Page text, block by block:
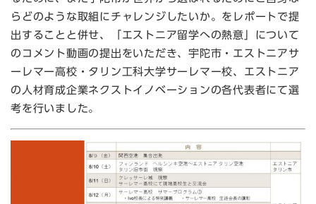
らどのような取組にチャレンジしたいか。をレポートで提
出することと併せ、「エストニア留学への熱意」について
のコメント動画の提出をいただき、宇陀市・エストニアサ
ーレマー高校・タリン工科大学サーレマー校、エストニア
の人材育成企業ネクストイノベーションの各代表者にて選
考を行いました。